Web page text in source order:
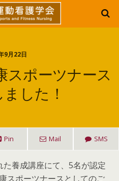
9月22日
スポーツナース
した！
Pin Mail SMS
養成講座にて、5名が認定
スポーツナースとしてのご